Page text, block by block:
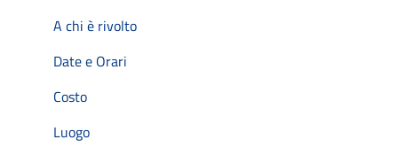
A chi è rivolto
Date e Orari
Costo
Luogo